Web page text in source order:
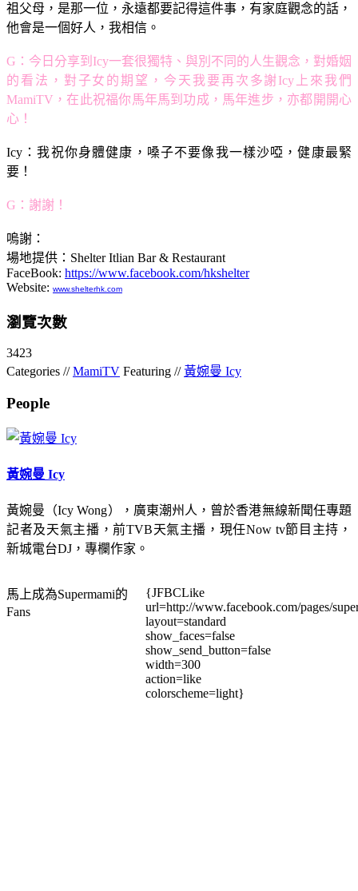
祖父母，是那一位，永遠都要記得這件事，有家庭觀念的話，
他會是一個好人，我相信。
G：今日分享到Icy一套很獨特、與別不同的人生觀念，對婚姻
的看法，對子女的期望，今天我要再次多謝Icy上來我們
MamiTV，在此祝福你馬年馬到功成，馬年進步，亦都開開心
心！
Icy：我祝你身體健康，嗓子不要像我一樣沙啞，健康最緊
要！
G：謝謝！
嗚謝：
場地提供：Shelter Itlian Bar & Restaurant
FaceBook: https://www.facebook.com/hkshelter
Website: www.shelterhk.com
瀏覽次數
3423
Categories //MamiTV Featuring //黃婉曼 Icy
People
黃婉曼 Icy
黃婉曼（Icy Wong），廣東潮州人，曾於香港無線新聞任專題
記者及天氣主播，前TVB天氣主播，現任Now tv節目主持，
新城電台DJ，專欄作家。
馬上成為Supermami的
Fans
{JFBCLike
url=http://www.facebook.com/pages/
layout=standard
show_faces=false
show_send_button=false
width=300
action=like
colorscheme=light}